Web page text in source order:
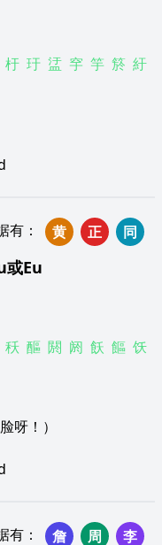
杅 玗 盓 穻 竽 箊 紆
有 ： 黄 正
同
或Eu
秗 醧 閼 阏 飫 饇 饫
呀！）
有 ： 詹 周
李